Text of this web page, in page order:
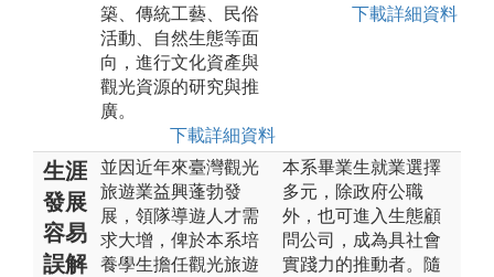
築、傳統工藝、民俗
活動、自然生態等面
向，進行文化資產與
觀光資源的研究與推
廣。
下載詳細資料
下載詳細資料
生涯
發展
容易
誤解
並因近年來臺灣觀光
旅遊業益興蓬勃發
展，領隊導遊人才需
求大增，俾於本系培
養學生擔任觀光旅遊
本系畢業生就業選擇
多元，除政府公職
外，也可進入生態顧
問公司，成為具社會
實踐力的推動者。隨